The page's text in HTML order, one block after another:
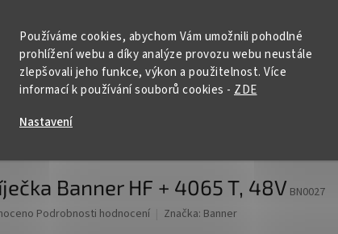
Používáme cookies, abychom Vám umožnili pohodlné
prohlížení webu a díky analýze provozu webu neustále
zlepšovali jeho funkce, výkon a použitelnost. Více
informací k používání souborů cookies - ZDE
Nastavení
HLEDAT
baterie
Banner HF + 4065 T, 48VBN0027
Podrobnosti hodnocení Značka: Banner